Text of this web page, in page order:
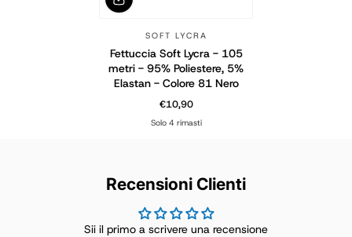
SOFT LYCRA
Fettuccia Soft Lycra - 105
metri - 95% Poliestere, 5%
Elastan - Colore 81 Nero
Prezzo normale
€10,90
Solo 4 rimasti
Recensioni Clienti
Sii il primo a scrivere una recensione